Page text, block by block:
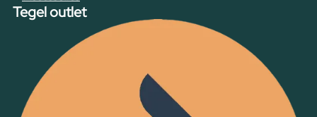
Tegel outlet